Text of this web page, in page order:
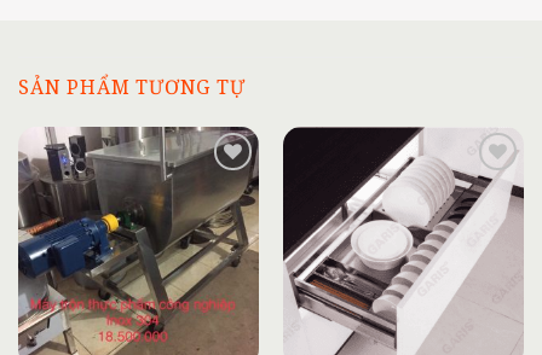
SẢN PHẨM TƯƠNG TỰ
Add to
wishlist
Add to
wishlist